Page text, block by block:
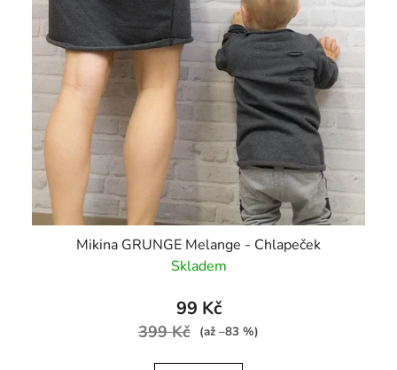
Mikina GRUNGE Melange - Chlapeček
Skladem
99 Kč
399 Kč (až –83 %)